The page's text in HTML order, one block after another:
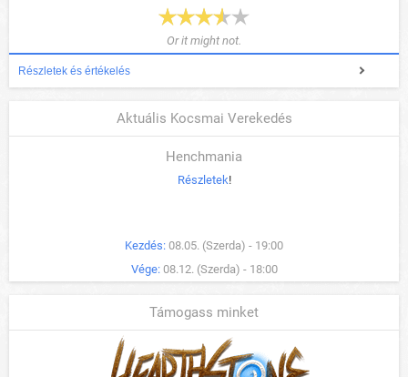
Or it might not.
Részletek és értékelés
Aktuális Kocsmai Verekedés
Henchmania
Részletek!
Kezdés: 08.05. (Szerda) - 19:00
Vége: 08.12. (Szerda) - 18:00
Támogass minket